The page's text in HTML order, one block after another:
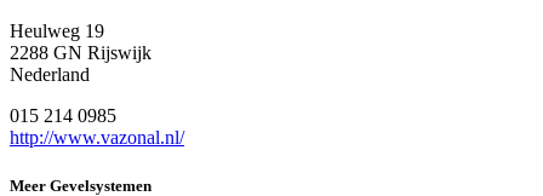
Heulweg 19
2288 GN Rijswijk
Nederland
015 214 0985
http://www.vazonal.nl/
Meer Gevelsystemen